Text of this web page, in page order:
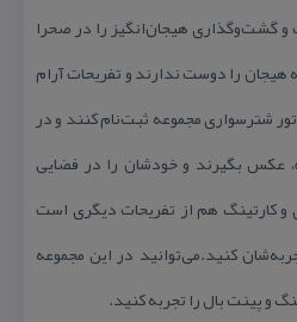
گشت‌وگذاری هیجان‌انگیز را در صحرا
را دوست ندارند و تفریحات آرام
شترسواری مجموعه ثبت‌نام كنند و در
عكس بگیرند و خودشان را در فضایی
و كارتینگ هم از تفریحات دیگری است
كنید.می‌توانید در این مجموعه
و پینت بال را تجربه كنید.